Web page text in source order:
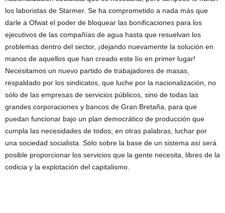
los laboristas de Starmer. Se ha comprometido a nada más que
darle a Ofwat el poder de bloquear las bonificaciones para los
ejecutivos de las compañías de agua hasta que resuelvan los
problemas dentro del sector, ¡dejando nuevamente la solución en
manos de aquellos que han creado este lío en primer lugar!
Necesitamos un nuevo partido de trabajadores de masas,
respaldado por los sindicatos, que luche por la nacionalización, no
sólo de las empresas de servicios públicos, sino de todas las
grandes corporaciones y bancos de Gran Bretaña, para que
puedan funcionar bajo un plan democrático de producción que
cumpla las necesidades de todos; en otras palabras, luchar por
una sociedad socialista. Sólo sobre la base de un sistema así será
posible proporcionar los servicios que la gente necesita, libres de la
codicia y la explotación del capitalismo.